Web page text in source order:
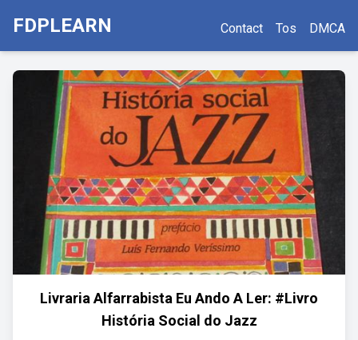
FDPLEARN Contact Tos DMCA
Livraria Alfarrabista Eu Ando A Ler: #Livro
História Social do Jazz